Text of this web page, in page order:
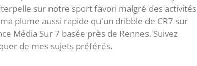
sur notre sport favori malgré des activités
plume aussi rapide qu'un dribble de CR7 sur
Média Sur 7 basée près de Rennes. Suivez
de mes sujets préférés.